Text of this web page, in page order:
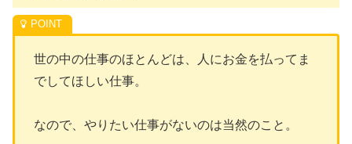
世の中の仕事のほとんどは、人にお金を払ってま
でしてほしい仕事。
なので、やりたい仕事がないのは当然のこと。